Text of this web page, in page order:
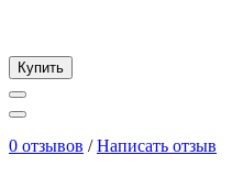
Купить
0 отзывов /Написать отзыв